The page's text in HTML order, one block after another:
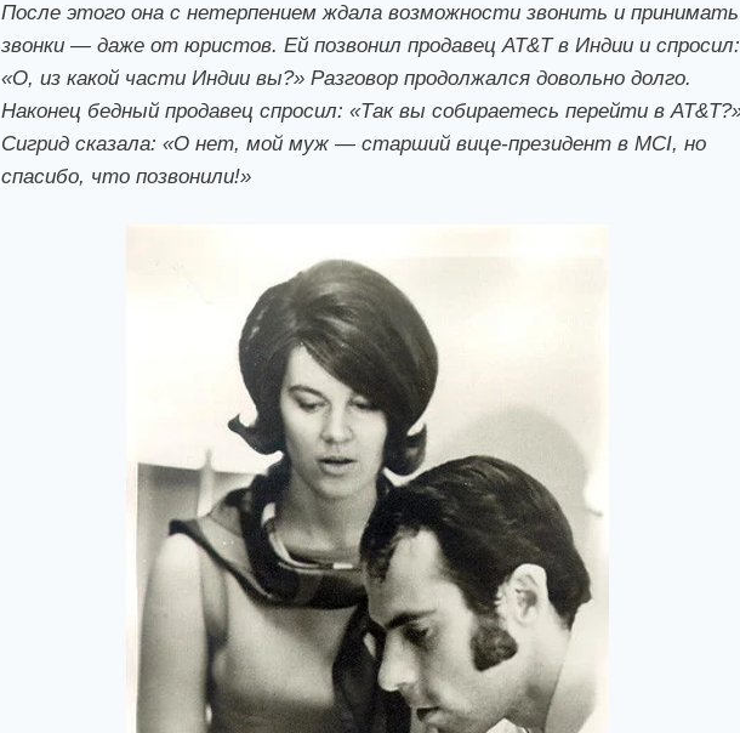
После этого она с нетерпением ждала возможности звонить и принимать
звонки — даже от юристов. Ей позвонил продавец AT&T в Индии и спросил:
«О, из какой части Индии вы?» Разговор продолжался довольно долго.
Наконец бедный продавец спросил: «Так вы собираетесь перейти в
Сигрид сказала: «О нет, мой муж — старший вице-президент в MCI, но
спасибо, что позвонили!»